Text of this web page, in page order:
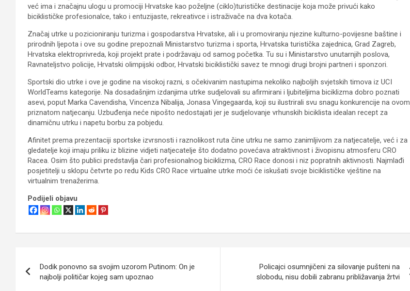
već ima i značajnu ulogu u promociji Hrvatske kao poželjne (ciklo)turističke destinacije koja može privući kako
biciklističke profesionalce, tako i entuzijaste, rekreativce i istraživače na dva kotača.
Značaj utrke u pozicioniranju turizma i gospodarstva Hrvatske, ali i u promoviranju njezine kulturno-povijesne baštine i
prirodnih ljepota i ove su godine prepoznali Ministarstvo turizma i sporta, Hrvatska turistička zajednica, Grad Zagreb,
Hrvatska elektroprivreda, koji projekt prate i podržavaju od samog početka. Tu su i Ministarstvo unutarnjih poslova,
Ravnateljstvo policije, Hrvatski olimpijski odbor, Hrvatski biciklistički savez te mnogi drugi brojni partneri i sponzori.
Sportski dio utrke i ove je godine na visokoj razni, s očekivanim nastupima nekoliko najboljih svjetskih timova iz UCI
WorldTeams kategorije. Na dosadašnjim izdanjima utrke sudjelovali su afirmirani i ljubiteljima biciklizma dobro poznati
asevi, poput Marka Cavendisha, Vincenza Nibalija, Jonasa Vingegaarda, koji su ilustrirali svu snagu konkurencije na ovom
priznatom natjecanju. Uzbuđenja neće nipošto nedostajati jer je sudjelovanje vrhunskih biciklista idealan recept za
dinamičnu utrku i napetu borbu za pobjedu.
Afinitet prema prezentaciji sportske izvrsnosti i raznolikost ruta čine utrku ne samo zanimljivom za natjecatelje, već i za
gledatelje koji imaju priliku iz blizine vidjeti natjecatelje što dodatno povećava atraktivnost i živopisnu atmosferu CRO
Racea. Osim što publici predstavlja čari profesionalnog biciklizma, CRO Race donosi i niz popratnih aktivnosti. Najmlađi
posjetitelji u sklopu četvrte po redu Kids CRO Race virtualne utrke moći će iskušati svoje biciklističke vještine na
virtualnim trenažerima.
Podijeli objavu
objava
Dodik ponovno sa svojim uzorom Putinom: On je
najbolji političar kojeg sam upoznao
Policajci osumnjičeni za silovanje pušteni na
slobodu, nisu dobili zabranu približavanja žrtvi